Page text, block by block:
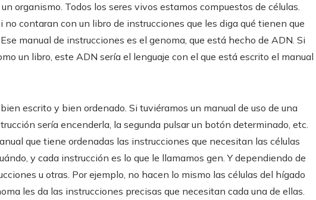
organismo. Todos los seres vivos estamos compuestos de células.
contaran con un libro de instrucciones que les diga qué tienen que
manual de instrucciones es el genoma, que está hecho de ADN. Si
un libro, este ADN sería el lenguaje con el que está escrito el manual
escrito y bien ordenado. Si tuviéramos un manual de uso de una
sería encenderla, la segunda pulsar un botón determinado, etc.
que tiene ordenadas las instrucciones que necesitan las células
y cada instrucción es lo que le llamamos gen. Y dependiendo de
u otras. Por ejemplo, no hacen lo mismo las células del hígado
les da las instrucciones precisas que necesitan cada una de ellas.